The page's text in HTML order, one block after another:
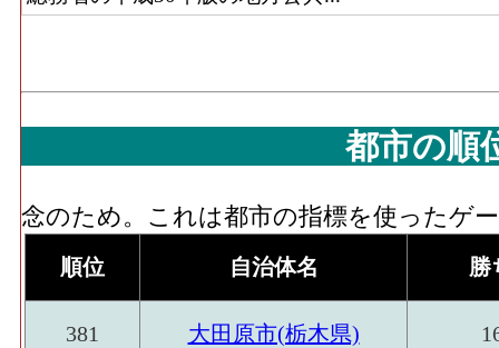
：「無店舗小売
都市の順
念のため。これは都市の指標を使ったゲ
順位 自治体名 勝
381 大田原市(栃木県)